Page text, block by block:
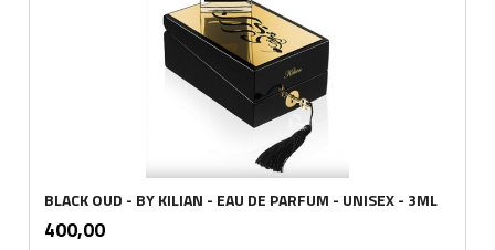
BLACK OUD - BY KILIAN - EAU DE PARFUM - UNISEX - 3ML
Pris
400,00mva.